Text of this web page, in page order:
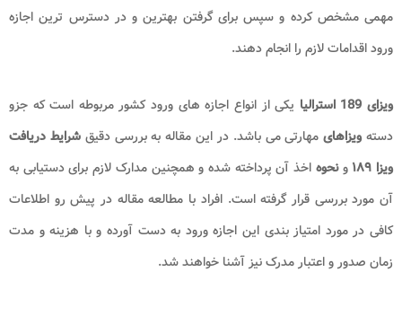
مهمی مشخص کرده و سپس برای گرفتن بهترین و در دسترس ترین اجازه
ورود اقدامات لازم را انجام دهند.
ویزای 189 استرالیا
یکی از انواع اجازه های ورود کشور مربوطه است که جزو
دستهویزاهایمهارتی می باشد. در این مقاله به بررسی دقیقشرایط دریافت
ویزا ۱۸۹
ونحوهاخذ آن پرداخته شده و همچنین مدارک لازم برای دستیابی به
آن مورد بررسی قرار گرفته است. افراد با مطالعه مقاله در پیش رو اطلاعات
کافی در مورد امتیاز بندی این اجازه ورود به دست آورده و با هزینه و مدت
زمان صدور و اعتبار مدرک نیز آشنا خواهند شد.